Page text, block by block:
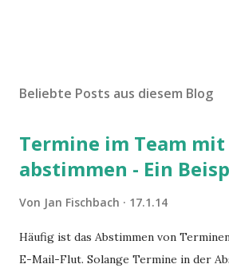
Beliebte Posts aus diesem Blog
Termine im Team
abstimmen - Ein
Von Jan Fischbach 17.1.14
Häufig ist das Abstimmen von
E-Mail-Flut. Solange Termine in der